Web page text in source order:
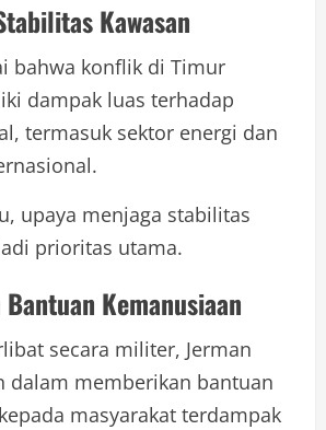
Kawasan
bahwa konflik di Timur
dampak luas terhadap
termasuk sektor energi dan
upaya menjaga stabilitas
prioritas utama.
Kemanusiaan
secara militer, Jerman
dalam memberikan bantuan
masyarakat terdampak